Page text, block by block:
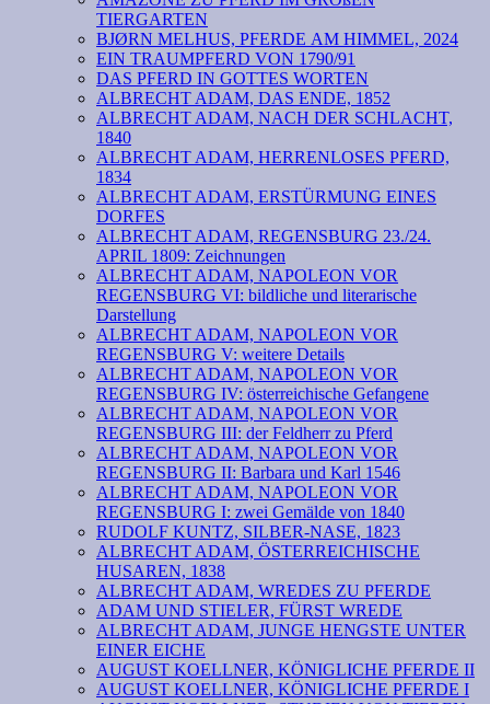
TIERGARTEN
BJØRN MELHUS, PFERDE AM HIMMEL, 2024
EIN TRAUMPFERD VON 1790/91
DAS PFERD IN GOTTES WORTEN
ALBRECHT ADAM, DAS ENDE, 1852
ALBRECHT ADAM, NACH DER SCHLACHT,
1840
ALBRECHT ADAM, HERRENLOSES PFERD,
1834
ALBRECHT ADAM, ERSTÜRMUNG EINES
DORFES
ALBRECHT ADAM, REGENSBURG 23./24.
APRIL 1809: Zeichnungen
ALBRECHT ADAM, NAPOLEON VOR
REGENSBURG VI: bildliche und literarische
Darstellung
ALBRECHT ADAM, NAPOLEON VOR
REGENSBURG V: weitere Details
ALBRECHT ADAM, NAPOLEON VOR
REGENSBURG IV: österreichische Gefangene
ALBRECHT ADAM, NAPOLEON VOR
REGENSBURG III: der Feldherr zu Pferd
ALBRECHT ADAM, NAPOLEON VOR
REGENSBURG II: Barbara und Karl 1546
ALBRECHT ADAM, NAPOLEON VOR
REGENSBURG I: zwei Gemälde von 1840
RUDOLF KUNTZ, SILBER-NASE, 1823
ALBRECHT ADAM, ÖSTERREICHISCHE
HUSAREN, 1838
ALBRECHT ADAM, WREDES ZU PFERDE
ADAM UND STIELER, FÜRST WREDE
ALBRECHT ADAM, JUNGE HENGSTE UNTER
EINER EICHE
AUGUST KOELLNER, KÖNIGLICHE PFERDE II
AUGUST KOELLNER, KÖNIGLICHE PFERDE I